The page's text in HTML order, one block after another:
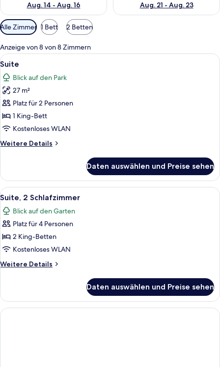
Aug. 14 - Aug. 16
Aug. 21 - Aug. 23
Verfügbare
Filter
für
Zimmer
Alle Zimmer 1 Bett 2 Betten
Anzeige von 8 von 8 Zimmern
Alle
Fotos
für
Suite
anzeigen
Ein Badezimmer mit Holzboden,
6
Suite
Blick auf den Park
27 m²
Platz für 2 Personen
1 King-Bett
Kostenloses WLAN
Weitere Details
Weitere
Daten auswählen und Preise sehen
Alle
Fotos
für
Suite,
2 Schlafzimmer
anzeigen
Ein Wohnzimmer mit einer Couch,
4
Suite, 2 Schlafzimmer
Blick auf den Garten
Platz für 4 Personen
2 King-Betten
Kostenloses WLAN
Weitere Details
Weitere
2 Schlafzimmer
Daten auswählen und Preise sehen